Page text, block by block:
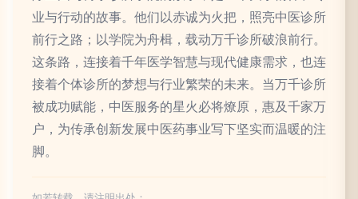
业与行动的故事。他们以赤诚为火把，照亮中医诊所
前行之路；以学院为舟楫，载动万千诊所破浪前行。
这条路，连接着千年医学智慧与现代健康需求，也连
接着个体诊所的梦想与行业繁荣的未来。当万千诊所
被成功赋能，中医服务的星火必将燎原，惠及千家万
户，为传承创新发展中医药事业写下坚实而温暖的注
脚。